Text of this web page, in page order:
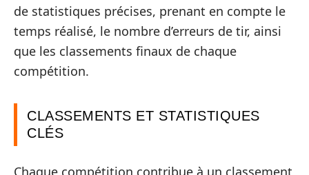
de statistiques précises, prenant en compte le
temps réalisé, le nombre d’erreurs de tir, ainsi
que les classements finaux de chaque
compétition.
CLASSEMENTS ET STATISTIQUES
CLÉS
Chaque compétition contribue à un classement